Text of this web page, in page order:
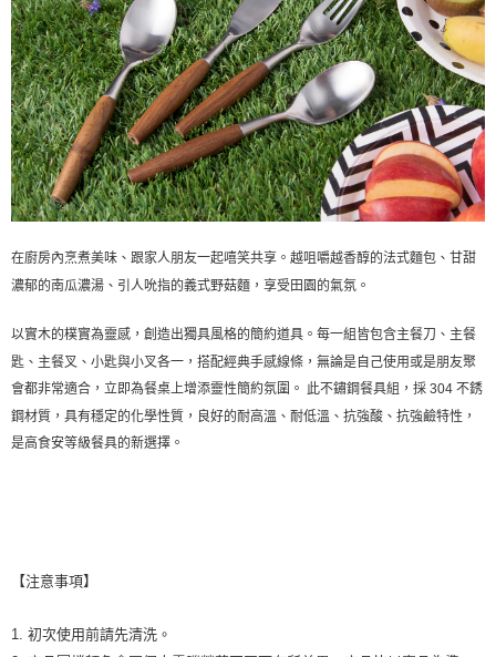
在廚房內烹煮美味、跟家人朋友一起嘻笑共享。越咀嚼越香醇的法式麵包、甘甜
濃郁的南瓜濃湯、引人吮指的義式野菇麵，享受田園的氣氛。
以實木的樸實為靈感，創造出獨具風格的簡約道具。每一組皆包含主餐刀、主餐
匙、主餐叉、小匙與小叉各一，搭配經典手感線條，無論是自己使用或是朋友聚
會都非常適合，立即為餐桌上增添靈性簡約氛圍。 此不鏽鋼餐具組，採 304 不銹
鋼材質，具有穩定的化學性質，良好的耐高溫、耐低溫、抗強酸、抗強鹼特性，
是高食安等級餐具的新選擇。
【注意事項】
1. 初次使用前請先清洗。